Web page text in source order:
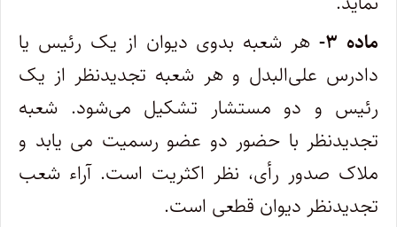
ماده ۳-
هر شعبه بدوی دیوان از یک رئیس یا
دادرس علی‌البدل و هر شعبه تجدیدنظر از یک
رئیس و دو مستشار تشکیل می‌شود. شعبه
تجدیدنظر با حضور دو عضو رسمیت می یابد و
ملاک صدور رأی، نظر اکثریت است. آراء شعب
تجدیدنظر دیوان قطعی است.